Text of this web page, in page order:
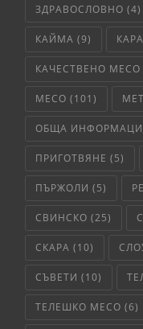
ЗДРАВОСЛОВНО (4)
КАЙМА (9)
КАЧЕСТВЕНО МЕСО
МЕСО (101)
ОБЩА
ПРИГОТВЯНЕ (5)
ПЪРЖОЛИ (5)
СВИНСКО (25)
СКАРА (10)
СЪВЕТИ (10)
ТЕЛЕШКО МЕСО (6)